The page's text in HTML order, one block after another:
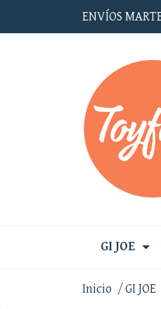
ENVÍOS
GI JOE
Inicio GI JOE